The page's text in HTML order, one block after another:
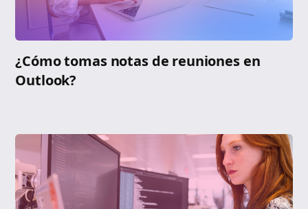
¿Cómo tomas notas de reuniones en
Outlook?